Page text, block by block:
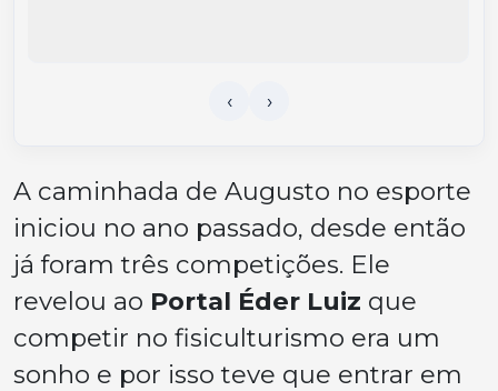
A caminhada de Augusto no esporte
iniciou no ano passado, desde então
já foram três competições. Ele
revelou ao Portal Éder Luiz que
competir no fisiculturismo era um
sonho e por isso teve que entrar em